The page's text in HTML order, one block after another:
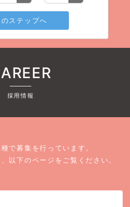
のステップへ
採用情報
で募集を行っています。
以下のページをご覧ください。